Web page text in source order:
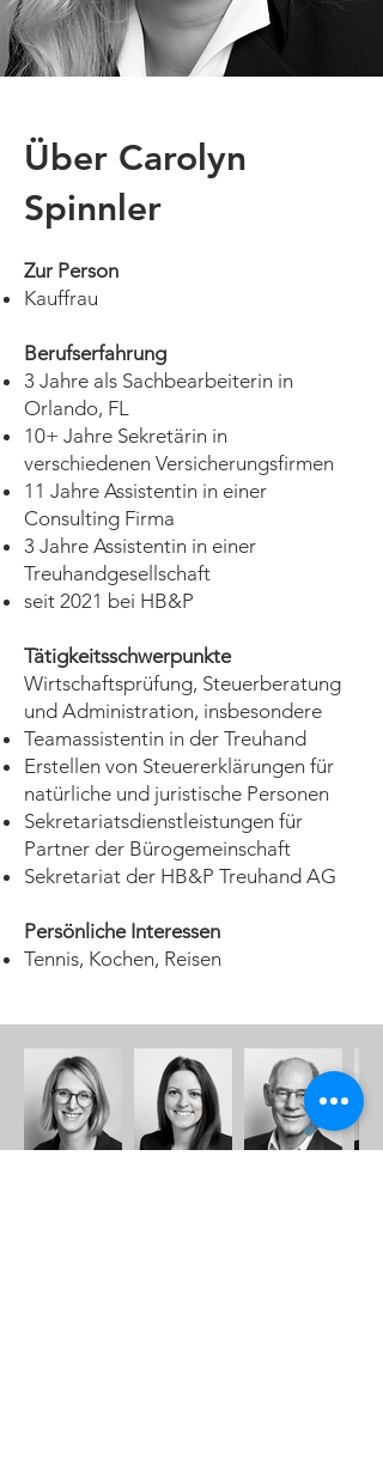
Über Carolyn
Spinnler
Zur Person
Kauffrau
Berufserfahrung
3 Jahre als Sachbearbeiterin in
Orlando, FL
10+ Jahre Sekretärin in
verschiedenen Versicherungsfirmen
11 Jahre Assistentin in einer
Consulting Firma
3 Jahre Assistentin in einer
Treuhandgesellschaft
seit 2021 bei HB&P
Tätigkeitsschwerpunkte
Wirtschaftsprüfung, Steuerberatung
und Administration, insbesondere
Teamassistentin in der Treuhand
Erstellen von Steuererklärungen für
natürliche und juristische Personen
Sekretariatsdienstleistungen für
Partner der Bürogemeinschaft
Sekretariat der HB&P Treuhand AG
Persönliche Interessen
Tennis, Kochen, Reisen